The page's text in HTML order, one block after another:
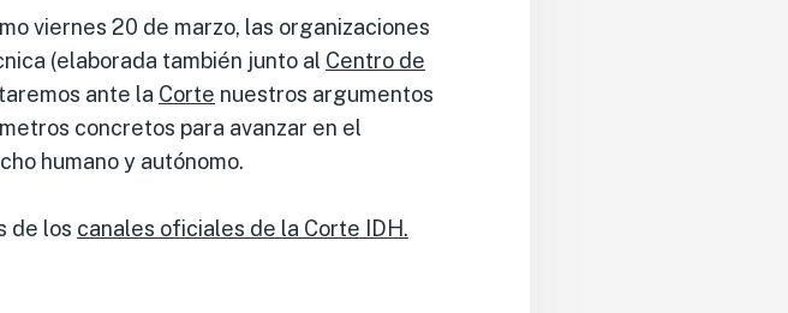
viernes 20 de marzo, las organizaciones
(elaborada también junto al Centro de
ante la Corte nuestros argumentos
concretos para avanzar en el
humano y autónomo.
de los canales oficiales de la Corte IDH.